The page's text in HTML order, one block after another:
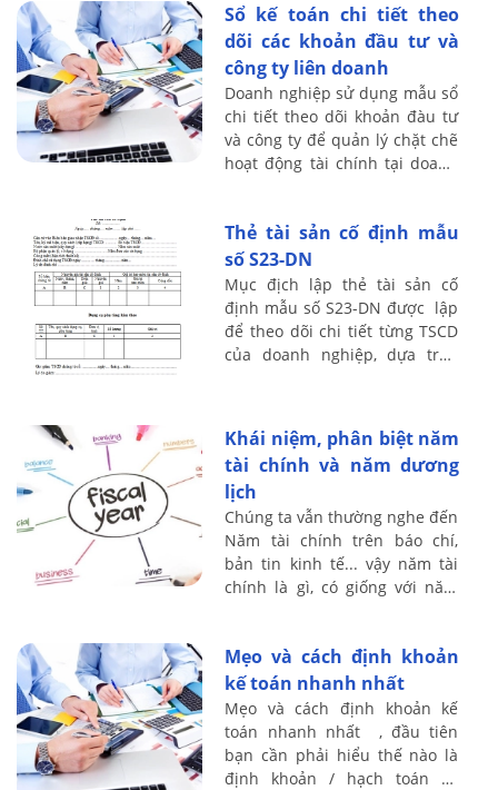
Sổ kế toán chi tiết theo
dõi các khoản đầu tư và
công ty liên doanh
Doanh nghiệp sử dụng mẫu sổ
chi tiết theo dõi khoản đàu tư
và công ty để quản lý chặt chẽ
hoạt động tài chính tại doanh
...
Thẻ tài sản cố định mẫu
số S23-DN
Mục địch lập thẻ tài sản cố
định mẫu số S23-DN được lập
để theo dõi chi tiết từng TSCD
của doanh nghiệp, dựa trên
Khái niệm, phân biệt năm
tài chính và năm dương
lịch
Chúng ta vẫn thường nghe đến
Năm tài chính trên báo chí,
bản tin kinh tế... vậy năm tài
chính là gì, có giống với năm
...
Mẹo và cách định khoản
kế toán nhanh nhất
Mẹo và cách định khoản kế
toán nhanh nhất , đầu tiên
bạn cần phải hiểu thế nào là
định khoản / hạch toán kế